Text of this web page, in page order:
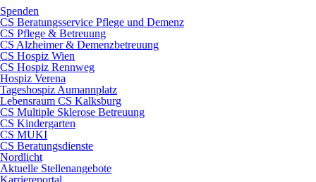
Spenden
CS Beratungsservice Pflege und Demenz
CS Pflege & Betreuung
CS Alzheimer & Demenzbetreuung
CS Hospiz Wien
CS Hospiz Rennweg
Hospiz Verena
Tageshospiz Aumannplatz
Lebensraum CS Kalksburg
CS Multiple Sklerose Betreuung
CS Kindergarten
CS MUKI
CS Beratungsdienste
Nordlicht
Aktuelle Stellenangebote
Karriereportal